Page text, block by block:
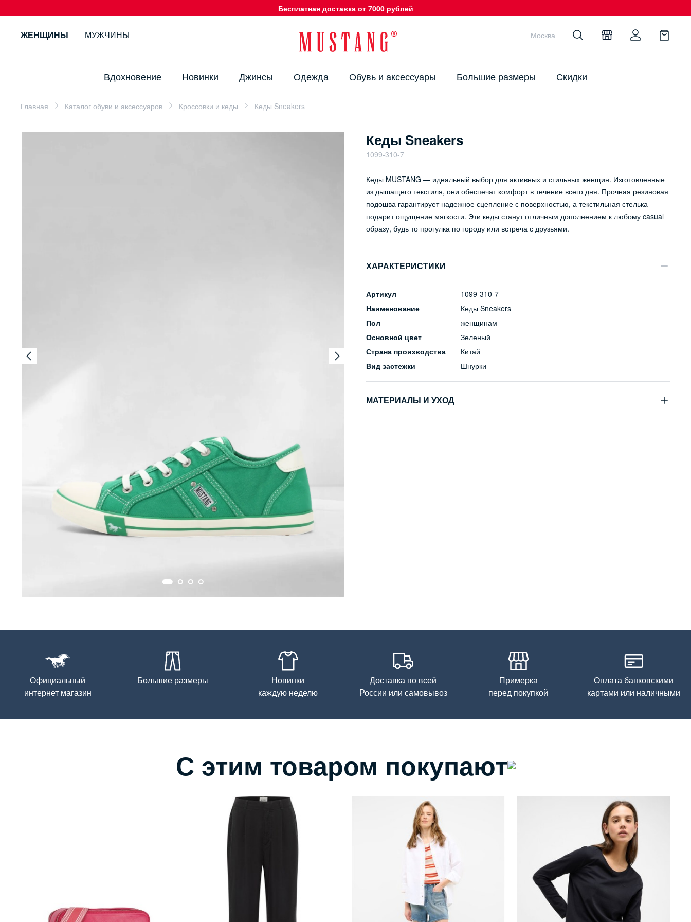
Бесплатная доставка от 7000 рублей
ЖЕНЩИНЫ МУЖЧИНЫ
Вдохновение Новинки Джинсы Одежда Обувь и аксессуары Большие размеры Скидки
Москва
Главная Каталог обуви и аксессуаров Кроссовки и кеды Кеды Sneakers
Кеды Sneakers
1099-310-7
Кеды MUSTANG — идеальный выбор для активных и стильных женщин. Изготовленные
из дышащего текстиля, они обеспечат комфорт в течение всего дня. Прочная резиновая
подошва гарантирует надежное сцепление с поверхностью, а текстильная стелька
подарит ощущение мягкости. Эти кеды станут отличным дополнением к любому casual
образу, будь то прогулка по городу или встреча с друзьями.
ХАРАКТЕРИСТИКИ
Артикул
1099-310-7
Наименование
Кеды Sneakers
Пол
женщинам
Основной цвет
Зеленый
Страна производства
Китай
Вид застежки
Шнурки
МАТЕРИАЛЫ И УХОД
Официальный
интернет магазин
Большие размеры
Новинки
каждую неделю
Доставка по всей
России или самовывоз
Примерка
перед покупкой
Оплата банковскими
картами или наличными
С этим товаром покупают